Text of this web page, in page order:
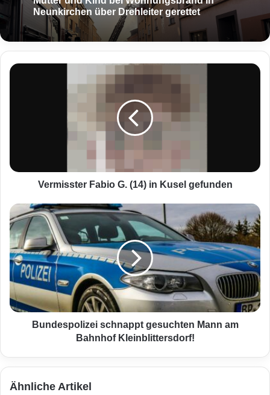
Neunkirchen über Drehleiter gerettet
V
e
a
b
i
o
G
.
(
1
4
s
Vermisster Fabio G. (14) in Kusel gefunden
B
u
n
d
e
s
o
l
c
Bundespolizei schnappt gesuchten Mann am
Bahnhof Kleinblittersdorf!
Ähnliche Artikel